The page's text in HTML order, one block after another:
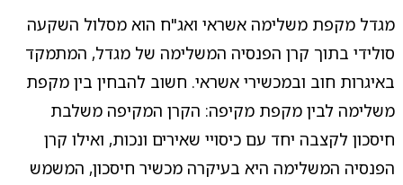
מגדל מקפת משלימה אשראי ואג"ח הוא מסלול השקעה
סולידי בתוך קרן הפנסיה המשלימה של מגדל, המתמקד
באיגרות חוב ובמכשירי אשראי. חשוב להבחין בין מקפת
משלימה לבין מקפת מקיפה: הקרן המקיפה משלבת
חיסכון לקצבה יחד עם כיסויי שאירים ונכות, ואילו קרן
הפנסיה המשלימה היא בעיקרה מכשיר חיסכון, המשמש